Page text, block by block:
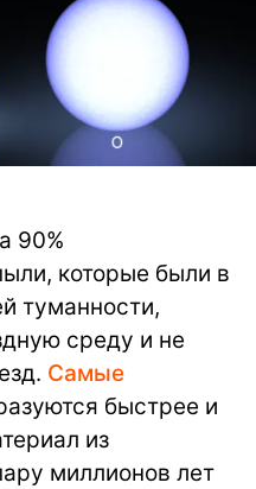
90%
которые были в
туманности,
среду и не
Самые
быстрее и
из
миллионов лет